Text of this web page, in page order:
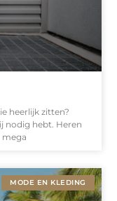
heerlijk zitten?
nodig hebt. Heren
mega
MODE EN KLEDING